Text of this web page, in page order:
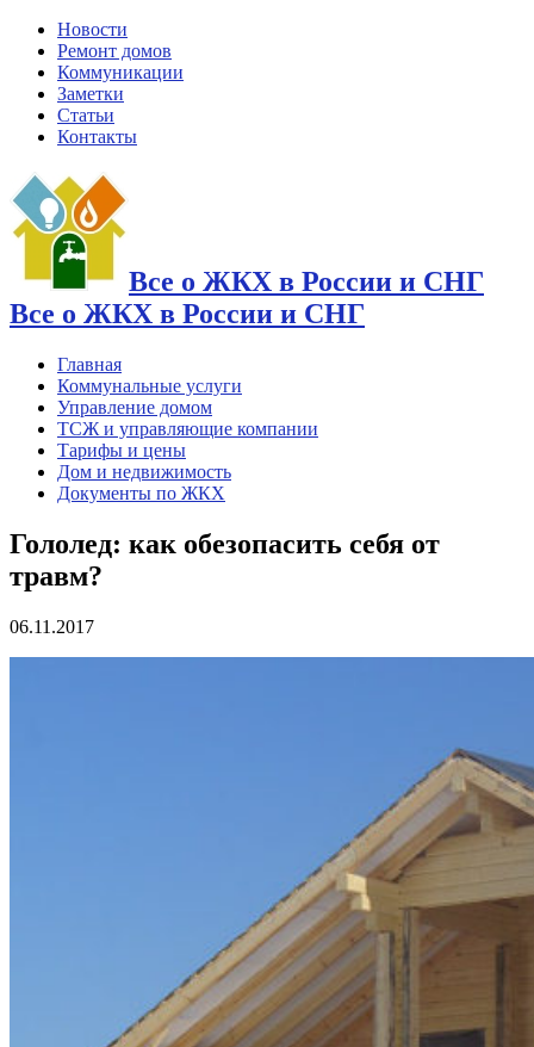
Новости
Ремонт домов
Коммуникации
Заметки
Статьи
Контакты
Все о ЖКХ в России и СНГ
Все о ЖКХ в России и СНГ
Главная
Коммунальные услуги
Управление домом
ТСЖ и управляющие компании
Тарифы и цены
Дом и недвижимость
Документы по ЖКХ
Гололед: как обезопасить себя от
травм?
06.11.2017